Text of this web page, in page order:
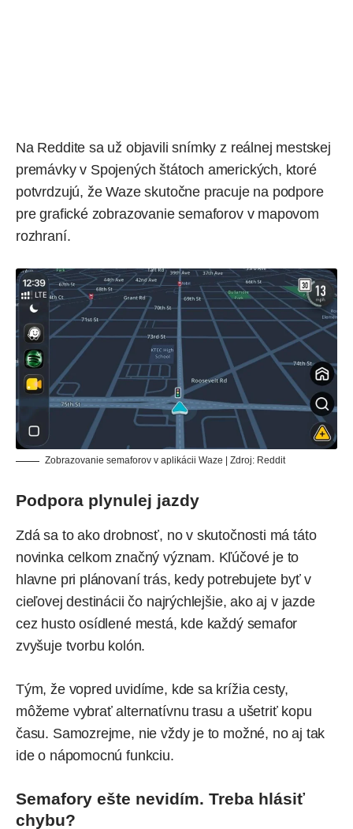
Na Reddite sa už objavili snímky z reálnej mestskej
premávky v Spojených štátoch amerických, ktoré
potvrdzujú, že Waze skutočne pracuje na podpore
pre grafické zobrazovanie semaforov v mapovom
rozhraní.
Zobrazovanie semaforov v aplikácii Waze | Zdroj: Reddit
Podpora plynulej jazdy
Zdá sa to ako drobnosť, no v skutočnosti má táto
novinka celkom značný význam. Kľúčové je to
hlavne pri plánovaní trás, kedy potrebujete byť v
cieľovej destinácii čo najrýchlejšie, ako aj v jazde
cez husto osídlené mestá, kde každý semafor
zvyšuje tvorbu kolón.
Tým, že vopred uvidíme, kde sa krížia cesty,
môžeme vybrať alternatívnu trasu a ušetriť kopu
času. Samozrejme, nie vždy je to možné, no aj tak
ide o nápomocnú funkciu.
Semafory ešte nevidím. Treba hlásiť
chybu?